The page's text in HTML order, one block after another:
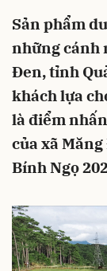
Sản phẩm
những cánh
Đen, tỉnh
khách lựa
là điểm
của xã
Bính Ngọ